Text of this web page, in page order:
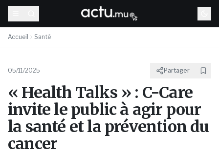
Accueil Santé
05/11/2025 Partager
« Health Talks » : C-Care
invite le public à agir pour
la santé et la prévention du
cancer